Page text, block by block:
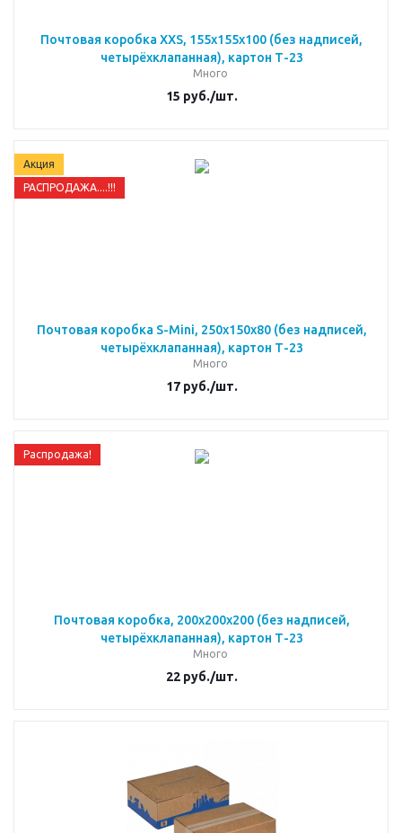
Почтовая коробка XXS, 155х155х100 (без надписей,
четырёхклапанная), картон Т-23
Много
15 руб./шт.
Акция
РАСПРОДАЖА....!!!
Почтовая коробка S-Mini, 250х150х80 (без надписей,
четырёхклапанная), картон Т-23
Много
17руб./шт.
Распродажа!
Почтовая коробка, 200х200х200 (без надписей,
четырёхклапанная), картон Т-23
Много
22руб./шт.